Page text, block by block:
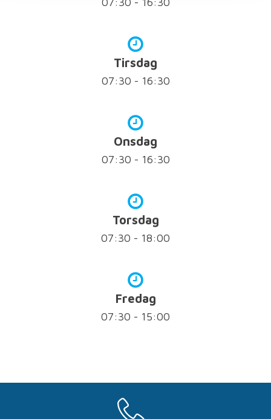
Tirsdag
07:30 - 16:30
Onsdag
07:30 - 16:30
Torsdag
07:30 - 18:00
Fredag
07:30 - 15:00